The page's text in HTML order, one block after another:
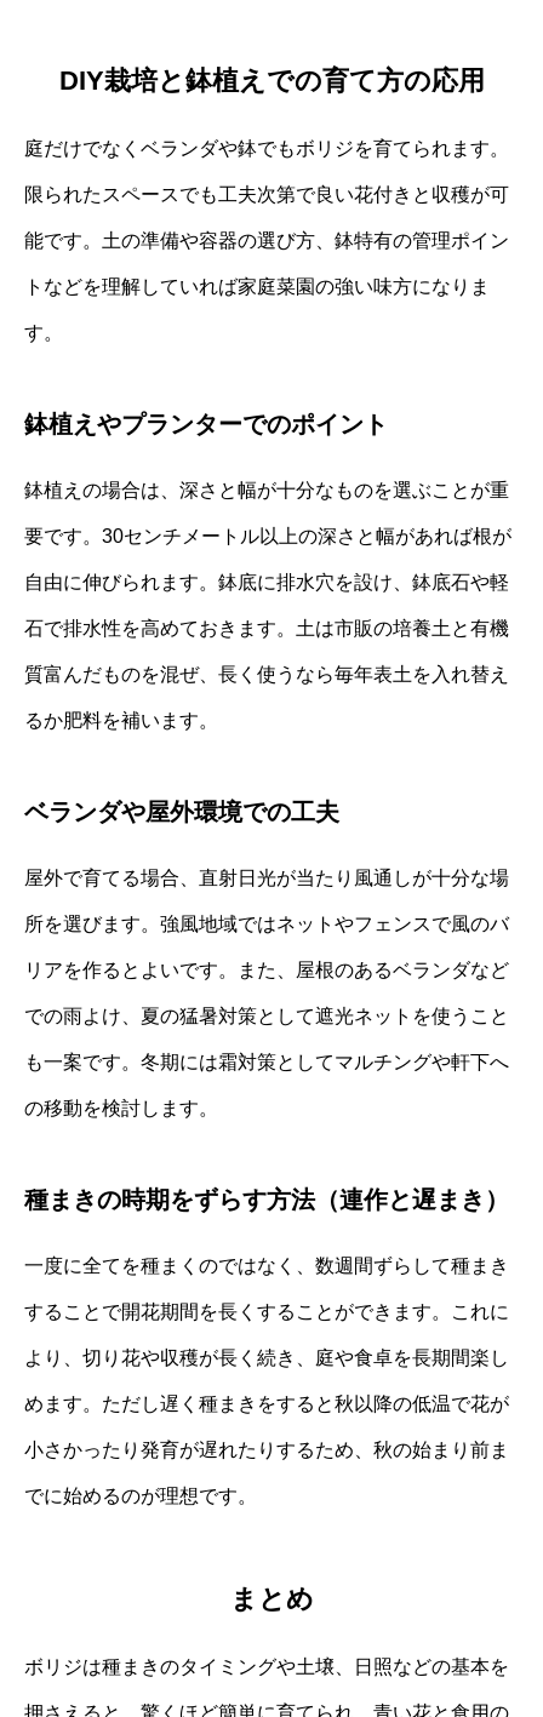
DIY栽培と鉢植えでの育て方の応用
庭だけでなくベランダや鉢でもボリジを育てられます。
限られたスペースでも工夫次第で良い花付きと収穫が可
能です。土の準備や容器の選び方、鉢特有の管理ポイン
トなどを理解していれば家庭菜園の強い味方になりま
す。
鉢植えやプランターでのポイント
鉢植えの場合は、深さと幅が十分なものを選ぶことが重
要です。30センチメートル以上の深さと幅があれば根が
自由に伸びられます。鉢底に排水穴を設け、鉢底石や軽
石で排水性を高めておきます。土は市販の培養土と有機
質富んだものを混ぜ、長く使うなら毎年表土を入れ替え
るか肥料を補います。
ベランダや屋外環境での工夫
屋外で育てる場合、直射日光が当たり風通しが十分な場
所を選びます。強風地域ではネットやフェンスで風のバ
リアを作るとよいです。また、屋根のあるベランダなど
での雨よけ、夏の猛暑対策として遮光ネットを使うこと
も一案です。冬期には霜対策としてマルチングや軒下へ
の移動を検討します。
種まきの時期をずらす方法（連作と遅まき）
一度に全てを種まくのではなく、数週間ずらして種まき
することで開花期間を長くすることができます。これに
より、切り花や収穫が長く続き、庭や食卓を長期間楽し
めます。ただし遅く種まきをすると秋以降の低温で花が
小さかったり発育が遅れたりするため、秋の始まり前ま
でに始めるのが理想です。
まとめ
ボリジは種まきのタイミングや土壌、日照などの基本を
押さえると、驚くほど簡単に育てられ、青い花と食用の